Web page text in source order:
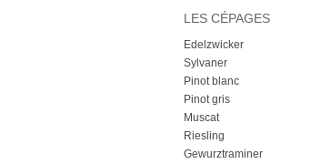
LES CÉPAGES
Edelzwicker
Sylvaner
Pinot blanc
Pinot gris
Muscat
Riesling
Gewurztraminer